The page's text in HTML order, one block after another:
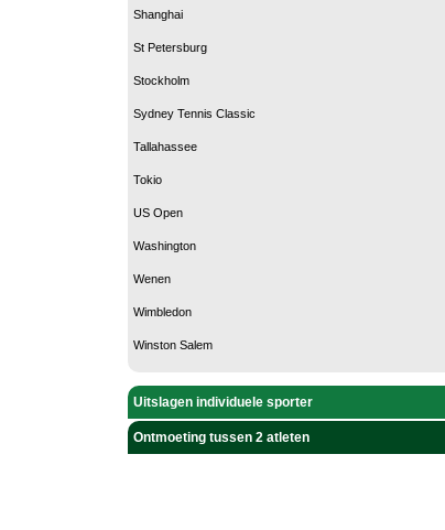
Shanghai
St Petersburg
Stockholm
Sydney Tennis Classic
Tallahassee
Tokio
US Open
Washington
Wenen
Wimbledon
Winston Salem
Uitslagen individuele sporter
Ontmoeting tussen 2 atleten